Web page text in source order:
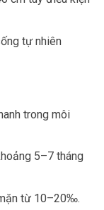
tự nhiên
trong môi
5–7 tháng
từ 10–20‰.